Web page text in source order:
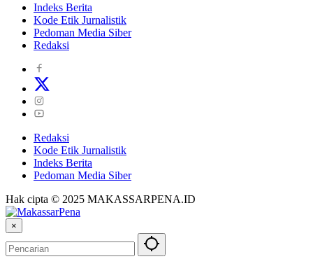
Indeks Berita
Kode Etik Jurnalistik
Pedoman Media Siber
Redaksi
Redaksi
Kode Etik Jurnalistik
Indeks Berita
Pedoman Media Siber
Hak cipta © 2025 MAKASSARPENA.ID
×